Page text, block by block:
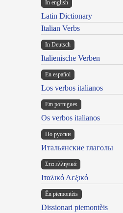
In english
Latin Dictionary
Italian Verbs
In Deutsch
Italienische Verben
En español
Los verbos italianos
Em portugues
Os verbos italianos
По русски
Итальянские глаголы
Στα ελληνικά
Ιταλικό Λεξικό
Ën piemontèis
Dissionari piemontèis